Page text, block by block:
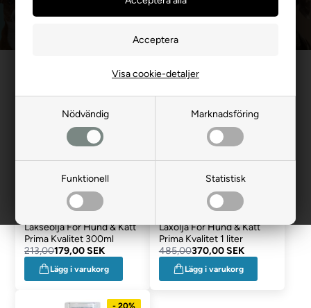
Nödvändig Marknadsföring
Funktionell Statistisk
Visa cookie-detaljer
Framsida»MÄRKEVARA»Salmo Pet
Lakseolja För Hund & Katt
Prima Kvalitet 300ml
213,00179,00 SEK
Lägg i varukorg
Laxolja För Hund & Katt
Prima Kvalitet 1 liter
485,00370,00 SEK
Lägg i varukorg
- 20%